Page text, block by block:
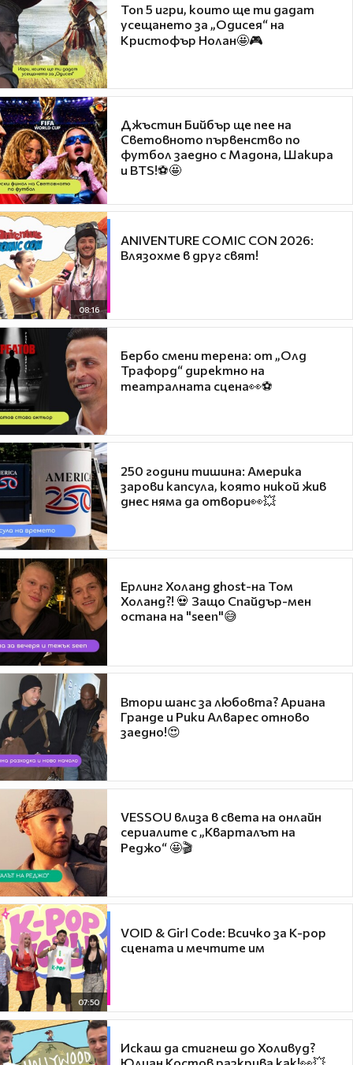
Топ 5 игри, които ще ти дадат
усещането за „Одисея“ на
Кристофър Нолан🤩🎮
Джъстин Бийбър ще пее на
Световното първенство по
футбол заедно с Мадона, Шакира
и BTS!⚽🤩
08:16
ANIVENTURE COMIC CON 2026:
Влязохме в друг свят!
Бербо смени терена: от „Олд
Трафорд“ директно на
театралната сцена👀⚽
250 години тишина: Америка
зарови капсула, която никой жив
днес няма да отвори👀💥
Ерлинг Холанд ghost-на Том
Холанд?! 💀 Защо Спайдър-мен
остана на "seen"😅
Втори шанс за любовта? Ариана
Гранде и Рики Алварес отново
заедно!😍
VESSOU влиза в света на онлайн
сериалите с „Кварталът на
Реджо“ 🤩🎬
07:50
VOID & Girl Code: Всичко за K-pop
сцената и мечтите им
Искаш да стигнеш до Холивуд?